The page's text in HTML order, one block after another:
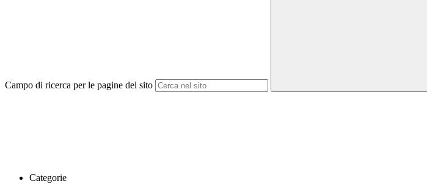
Campo di ricerca per le pagine del sito
Categorie